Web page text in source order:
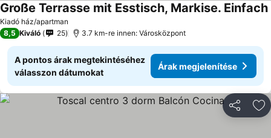
Kiadó ház/apartman
Große Terrasse mit Esstisch, Markise. Einfach
8,5 Kiváló 25 3.7 km-re innen: Városközpont
A pontos árak megtekintéséhez
válasszon dátumokat
Árak megjelenítése